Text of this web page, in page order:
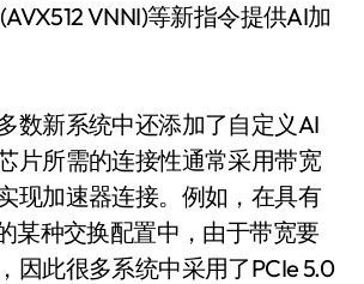
VNNI)等新指令提供AI加
数新系统中还添加了自定义AI
片所需的连接性通常采用带宽
现加速器连接。例如，在具有
某种交换配置中，由于带宽要
因此很多系统中采用了PCIe 5.0